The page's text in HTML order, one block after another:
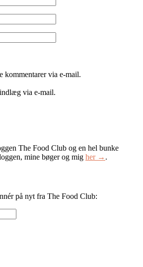
kommentarer via e-mail.
via e-mail.
The Food Club og en hel bunke
mine bøger og mig her → .
på nyt fra The Food Club: